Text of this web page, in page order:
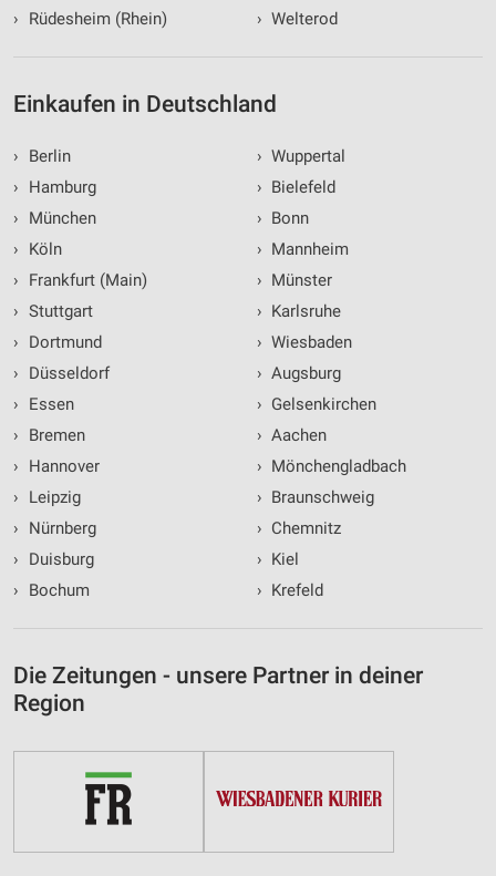
›
Rüdesheim (Rhein)
› Welterod
Einkaufen in Deutschland
›
Berlin
›
Hamburg
›
München
›
Köln
›
Frankfurt (Main)
› Stuttgart
›
Dortmund
›
Düsseldorf
›
Essen
›
Bremen
›
Hannover
›
Leipzig
›
Nürnberg
›
Duisburg
›
Bochum
› Wuppertal
› Bielefeld
› Bonn
› Mannheim
› Münster
› Karlsruhe
› Wiesbaden
› Augsburg
› Gelsenkirchen
› Aachen
› Mönchengladbach
› Braunschweig
› Chemnitz
› Kiel
› Krefeld
Die Zeitungen - unsere Partner in deiner
Region